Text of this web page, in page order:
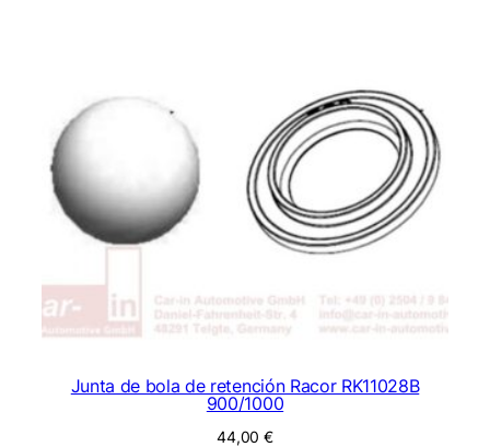
Junta de bola de retención Racor RK11028B
900/1000
44,00€